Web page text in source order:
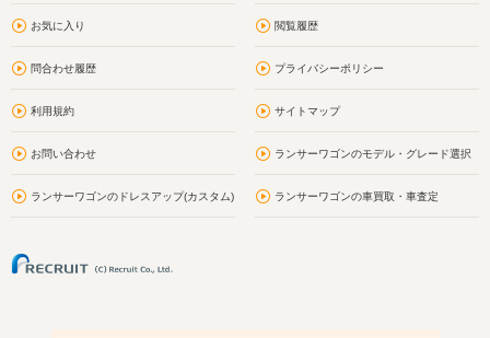
お気に入り 閲覧履歴
問合わせ履歴 プライバシーポリシー
利用規約 サイトマップ
お問い合わせ ランサーワゴンのモデル・グレード選択
ランサーワゴンのドレスアップ(カスタム) ランサーワゴンの車買取・車査定